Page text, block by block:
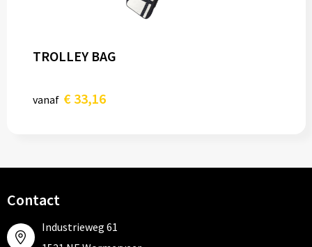
TROLLEY BAG
vanaf € 33,16
Contact
Industrieweg 61